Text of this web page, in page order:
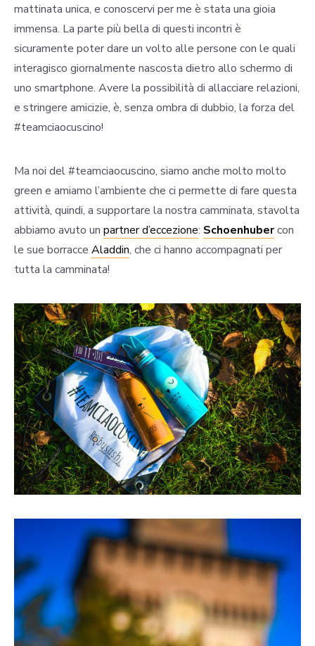
mattinata unica, e conoscervi per me è stata una gioia
immensa. La parte più bella di questi incontri è
sicuramente poter dare un volto alle persone con le quali
interagisco giornalmente nascosta dietro allo schermo di
uno smartphone. Avere la possibilità di allacciare relazioni,
e stringere amicizie, è, senza ombra di dubbio, la forza del
#teamciaocuscino!
Ma noi del #teamciaocuscino, siamo anche molto molto
green e amiamo l’ambiente che ci permette di fare questa
attività, quindi, a supportare la nostra camminata, stavolta
abbiamo avuto un partner d’eccezione: Schoenhubercon
le sue borracce Aladdin, che ci hanno accompagnati per
tutta la camminata!